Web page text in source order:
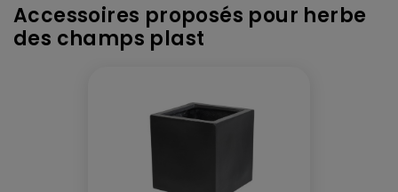
Accessoires proposés pour herbe
des champs plast